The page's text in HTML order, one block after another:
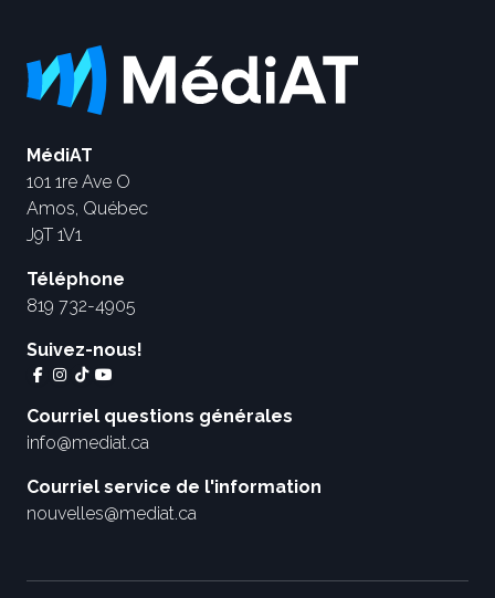
MédiAT
101 1re Ave O
Amos, Québec
J9T 1V1
Téléphone
819 732-4905
Suivez-nous!
Courriel questions générales
info@mediat.ca
Courriel service de l'information
nouvelles@mediat.ca